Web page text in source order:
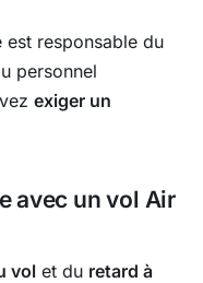
responsable du
personnel
exiger un
avec un vol Air
vol et du retard à